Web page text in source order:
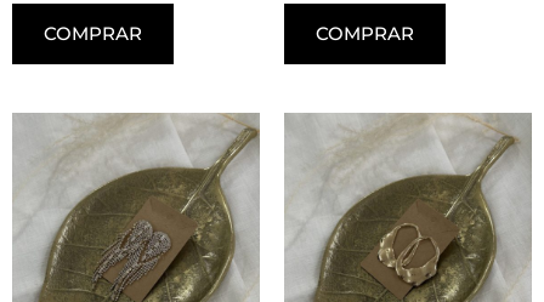
COMPRAR COMPRAR